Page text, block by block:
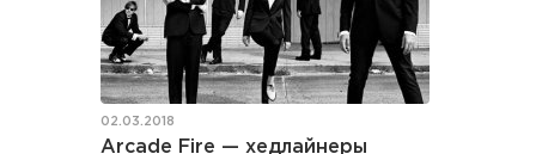
02.03.2018
Arcade Fire — хедлайнеры